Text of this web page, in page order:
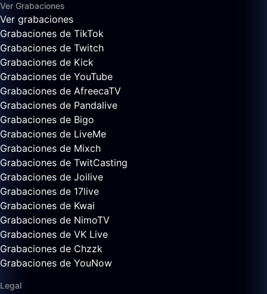
Ver Grabaciones
Ver grabaciones
Grabaciones de TikTok
Grabaciones de Twitch
Grabaciones de Kick
Grabaciones de YouTube
Grabaciones de AfreecaTV
Grabaciones de Pandalive
Grabaciones de Bigo
Grabaciones de LiveMe
Grabaciones de Mixch
Grabaciones de TwitCasting
Grabaciones de Joilive
Grabaciones de 17live
Grabaciones de Kwai
Grabaciones de NimoTV
Grabaciones de VK Live
Grabaciones de Chzzk
Grabaciones de YouNow
Legal